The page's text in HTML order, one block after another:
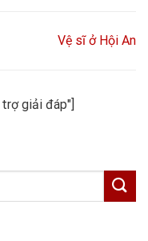
Vệ sĩ ở Hội An
giải đáp"]